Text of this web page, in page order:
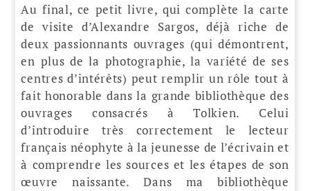
Au final, ce petit livre, qui complète la carte
de visite d’Alexandre Sargos, déjà riche de
deux passionnants ouvrages (qui démontrent,
en plus de la photographie, la variété de ses
centres d’intérêts) peut remplir un rôle tout à
fait honorable dans la grande bibliothèque des
ouvrages consacrés à Tolkien. Celui
d’introduire très correctement le lecteur
français néophyte à la jeunesse de l’écrivain et
à comprendre les sources et les étapes de son
œuvre naissante. Dans ma bibliothèque